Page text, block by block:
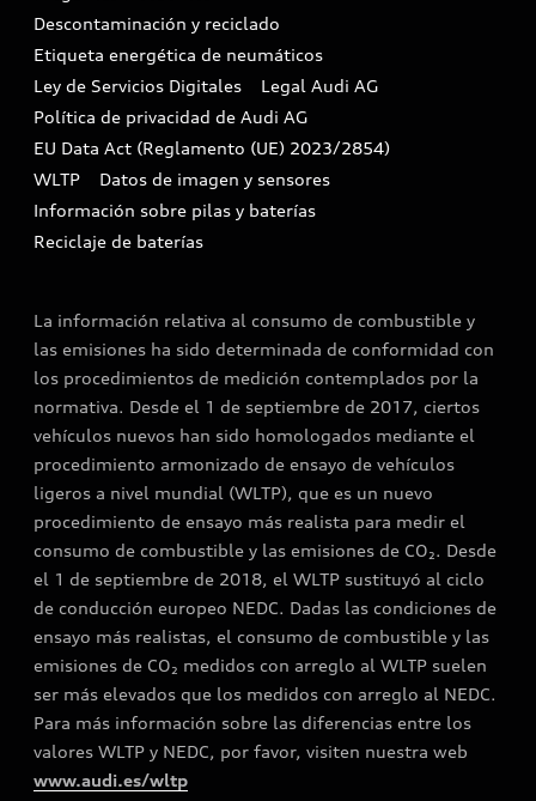
Compliance e integridad
Canales de denuncia
Descontaminación y reciclado
Etiqueta energética de neumáticos
Ley de Servicios Digitales
Legal Audi AG
Política de privacidad de Audi AG
EU Data Act (Reglamento (UE) 2023/2854)
WLTP
Datos de imagen y sensores
Información sobre pilas y baterías
Reciclaje de baterías
La información relativa al consumo de combustible y
las emisiones ha sido determinada de conformidad con
los procedimientos de medición contemplados por la
normativa. Desde el 1 de septiembre de 2017, ciertos
vehículos nuevos han sido homologados mediante el
procedimiento armonizado de ensayo de vehículos
ligeros a nivel mundial (WLTP), que es un nuevo
procedimiento de ensayo más realista para medir el
consumo de combustible y las emisiones de CO₂. Desde
el 1 de septiembre de 2018, el WLTP sustituyó al ciclo
de conducción europeo NEDC. Dadas las condiciones de
ensayo más realistas, el consumo de combustible y las
emisiones de CO₂ medidos con arreglo al WLTP suelen
ser más elevados que los medidos con arreglo al NEDC.
Para más información sobre las diferencias entre los
valores WLTP y NEDC, por favor, visiten nuestra web
www.audi.es/wltp